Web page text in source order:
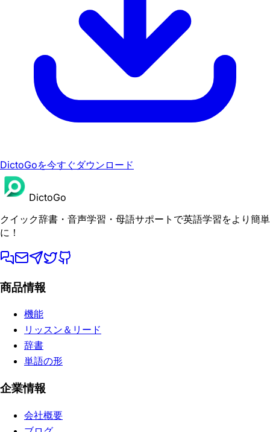
DictoGoを今すぐダウンロード
DictoGo
クイック辞書・音声学習・母語サポートで英語学習をより簡単
に！
商品情報
機能
リッスン＆リード
辞書
単語の形
企業情報
会社概要